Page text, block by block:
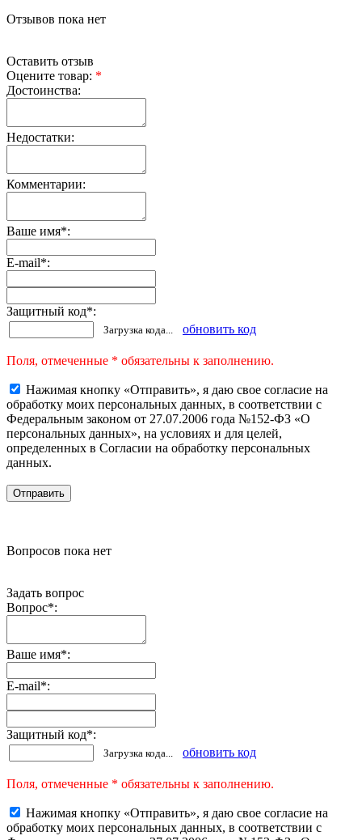
Отзывов пока нет
Оставить отзыв
Оцените товар: *
Достоинства:
Недостатки:
Комментарии:
Ваше имя*:
E-mail*:
Защитный код*:
Загрузка кода... обновить код
Поля, отмеченные * обязательны к заполнению.
Нажимая кнопку «Отправить», я даю свое согласие на
обработку моих персональных данных, в соответствии с
Федеральным законом от 27.07.2006 года №152-ФЗ «О
персональных данных», на условиях и для целей,
определенных в Согласии на обработку персональных
данных.
Вопросов пока нет
Задать вопрос
Вопрос*:
Ваше имя*:
E-mail*:
Защитный код*:
Загрузка кода... обновить код
Поля, отмеченные * обязательны к заполнению.
Нажимая кнопку «Отправить», я даю свое согласие на
обработку моих персональных данных, в соответствии с